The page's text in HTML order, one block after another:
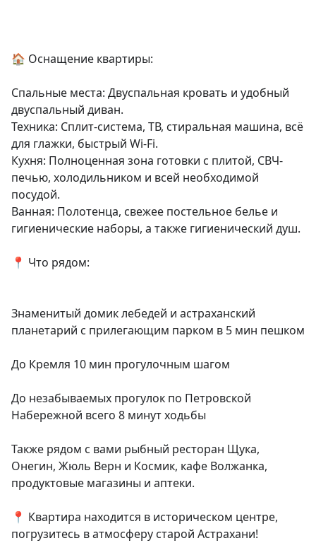
🏠 Оснащение квартиры:
Спальные места: Двуспальная кровать и удобный
двуспальный диван.
Техника: Сплит-система, ТВ, стиральная машина, всё
для глажки, быстрый Wi-Fi.
Кухня: Полноценная зона готовки с плитой, СВЧ-
печью, холодильником и всей необходимой
посудой.
Ванная: Полотенца, свежее постельное белье и
гигиенические наборы, а также гигиенический душ.
📍 Что рядом:
Знаменитый домик лебедей и астраханский
планетарий с прилегающим парком в 5 мин пешком
До Кремля 10 мин прогулочным шагом
До незабываемых прогулок по Петровской
Набережной всего 8 минут ходьбы
Также рядом с вами рыбный ресторан Щука,
Онегин, Жюль Верн и Космик, кафе Волжанка,
продуктовые магазины и аптеки.
📍 Квартира находится в историческом центре,
погрузитесь в атмосферу старой Астрахани!